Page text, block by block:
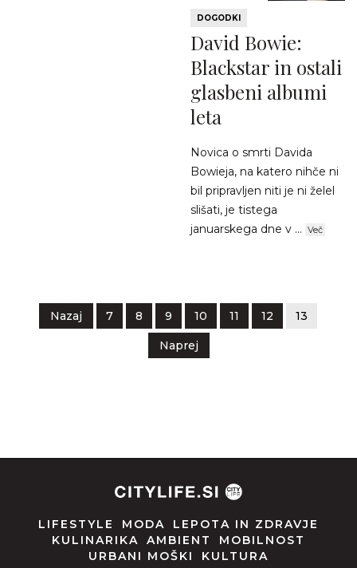
DOGODKI
David Bowie:
Blackstar in ostali
glasbeni albumi
leta
Novica o smrti Davida
Bowieja, na katero nihče ni
bil pripravljen niti je ni želel
slišati, je tistega
januarskega dne v ... Več
Nazaj 7 8 9 10 11 12 13
Naprej
LIFESTYLE MODA
LEPOTA IN ZDRAVJE
KULINARIKA
AMBIENT
MOBILNOST
URBANI MOŠKI
KULTURA